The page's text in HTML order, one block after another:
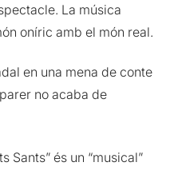
La música
oníric amb el món real.
en una mena de conte
no acaba de
Sants” és un “musical”